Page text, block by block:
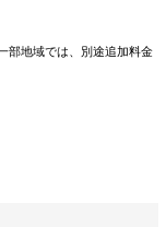
部地域では、別途追加料金